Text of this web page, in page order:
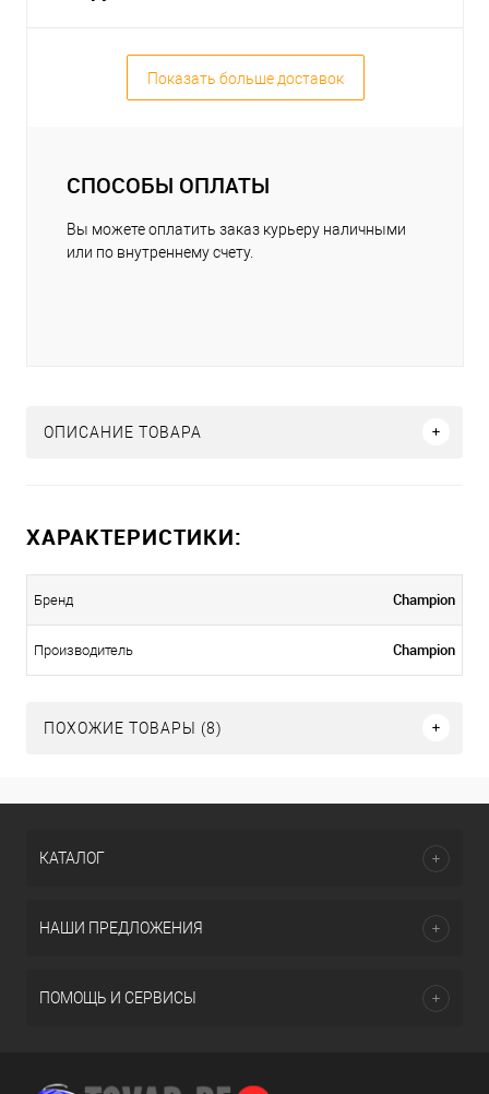
Показать больше доставок
СПОСОБЫ ОПЛАТЫ
Вы можете оплатить заказ курьеру наличными
или по внутреннему счету.
ОПИСАНИЕ ТОВАРА
ХАРАКТЕРИСТИКИ:
Бренд Champion
Производитель Champion
ПОХОЖИЕ ТОВАРЫ (8)
КАТАЛОГ
НАШИ ПРЕДЛОЖЕНИЯ
ПОМОЩЬ И СЕРВИСЫ